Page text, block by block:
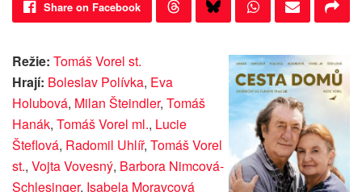
Share on Facebook
Režie: Tomáš Vorel st.
Hrají: Boleslav Polívka, Eva
Holubová, Milan Šteindler, Tomáš
Hanák, Tomáš Vorel ml., Lucie
Šteflová, Radomil Uhlíř, Tomáš Vorel
st., Vojta Vovesný, Barbora Nimcová-
Schlesinger, Isabela Moravcová